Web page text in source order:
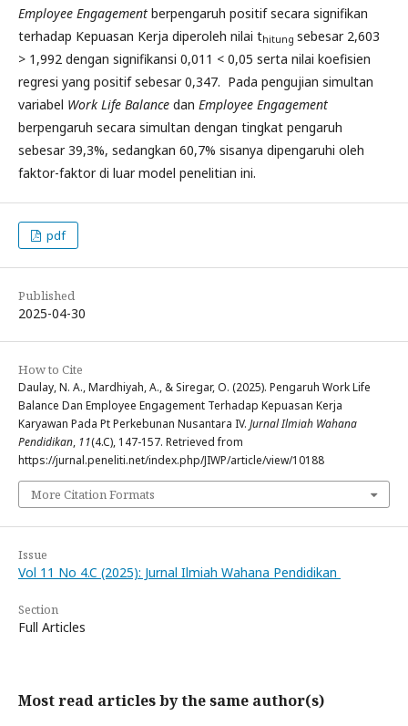
Employee Engagement berpengaruh positif secara signifikan
terhadap Kepuasan Kerja diperoleh nilai thitung sebesar 2,603
> 1,992 dengan signifikansi 0,011 < 0,05 serta nilai koefisien
regresi yang positif sebesar 0,347. Pada pengujian simultan
variabel Work Life Balance dan Employee Engagement
berpengaruh secara simultan dengan tingkat pengaruh
sebesar 39,3%, sedangkan 60,7% sisanya dipengaruhi oleh
faktor-faktor di luar model penelitian ini.
pdf
Published
2025-04-30
How to Cite
Daulay, N. A., Mardhiyah, A., & Siregar, O. (2025). Pengaruh Work Life
Balance Dan Employee Engagement Terhadap Kepuasan Kerja
Karyawan Pada Pt Perkebunan Nusantara IV. Jurnal Ilmiah Wahana
Pendidikan, 11(4.C), 147-157. Retrieved from
https://jurnal.peneliti.net/index.php/JIWP/article/view/10188
More Citation Formats
Issue
Vol 11 No 4.C (2025): Jurnal Ilmiah Wahana Pendidikan
Section
Full Articles
Most read articles by the same author(s)